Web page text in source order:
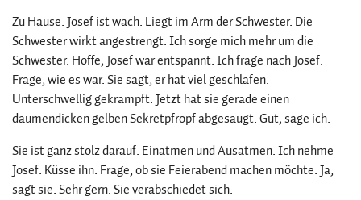
Zu Hause. Josef ist wach. Liegt im Arm der Schwester. Die
Schwester wirkt angestrengt. Ich sorge mich mehr um die
Schwester. Hoffe, Josef war entspannt. Ich frage nach Josef.
Frage, wie es war. Sie sagt, er hat viel geschlafen.
Unterschwellig gekrampft. Jetzt hat sie gerade einen
daumendicken gelben Sekretpfropf abgesaugt. Gut, sage ich.
Sie ist ganz stolz darauf. Einatmen und Ausatmen. Ich nehme
Josef. Küsse ihn. Frage, ob sie Feierabend machen möchte. Ja,
sagt sie. Sehr gern. Sie verabschiedet sich.